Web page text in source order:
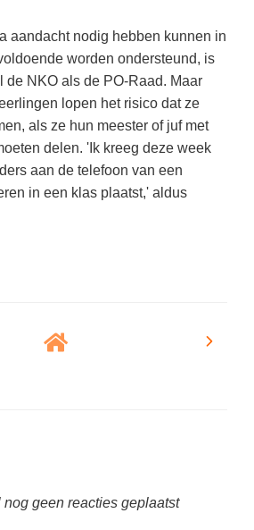
aandacht nodig hebben kunnen in
worden ondersteund, is
de NKO als de PO-Raad. Maar
lopen het risico dat ze
als ze hun meester of juf met
delen. 'Ik kreeg deze week
aan de telefoon van een
in een klas plaatst,' aldus
geen reacties geplaatst